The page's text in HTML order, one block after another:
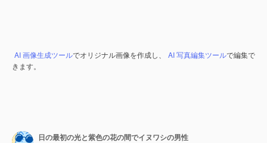
AI 画像生成ツールでオリジナル画像を作成し、 AI 写真編集ツールで編集で
きます。
日の最初の光と紫色の花の間でイヌワシの男性